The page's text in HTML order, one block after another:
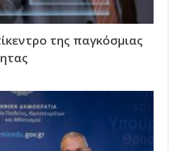
της παγκόσμιας